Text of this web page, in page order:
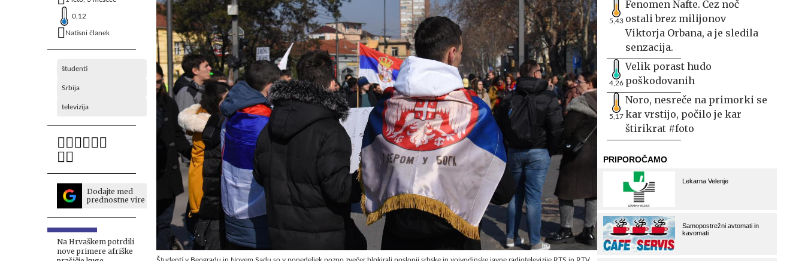
0,12
Natisni članek
študenti
Srbija
televizija
Dodajte med
prednostne vire
Na Hrvaškem potrdili
nove primere afriške
5,43
Fenomen Nafte. Čez noč
ostali brez milijonov
Viktorja Orbana, a je sledila
senzacija.
4,26
Velik porast hudo
poškodovanih
5,17
Noro, nesreče na primorki se
kar vrstijo, počilo je kar
štirikrat #foto